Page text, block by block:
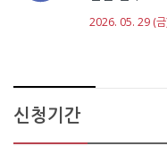
2026. 05. 29 (금
신청기간